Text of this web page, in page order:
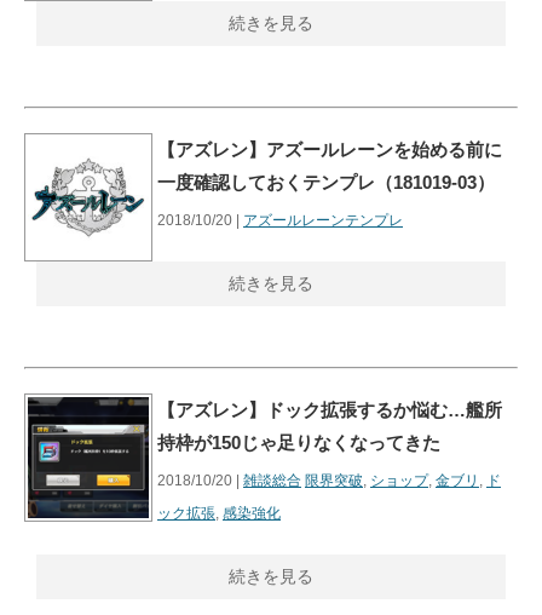
続きを見る
【アズレン】アズールレーンを始める前に
一度確認しておくテンプレ（181019-03）
2018/10/20 | アズールレーンテンプレ
続きを見る
【アズレン】ドック拡張するか悩む…艦所
持枠が150じゃ足りなくなってきた
2018/10/20 | 雑談総合 限界突破, ショップ, 金ブリ , ド
ック拡張, 感染強化
続きを見る